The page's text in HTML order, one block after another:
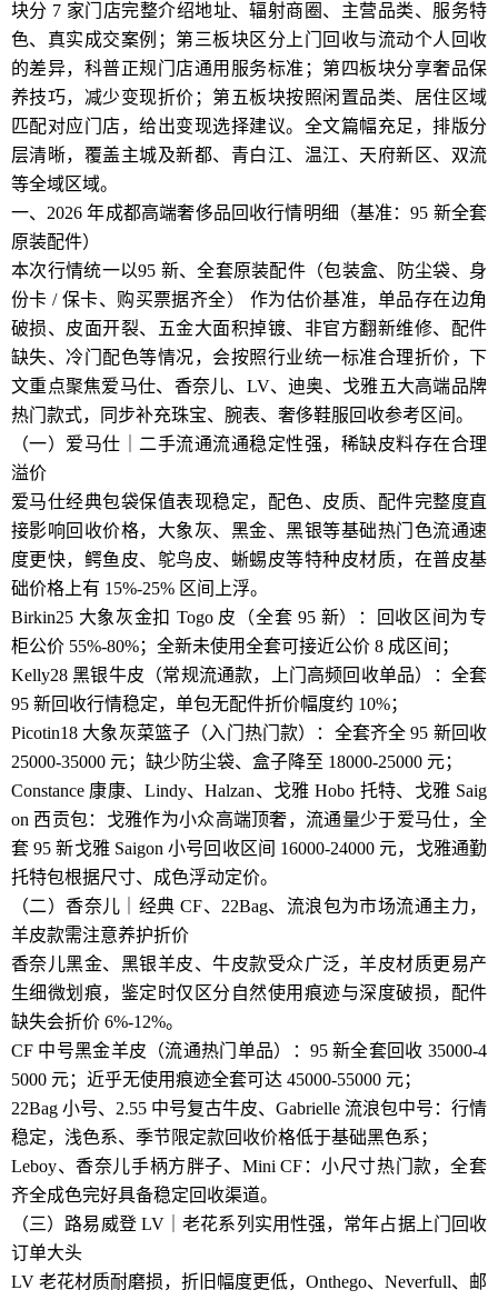
块分 7 家门店完整介绍地址、辐射商圈、主营品类、服务特
色、真实成交案例；第三板块区分上门回收与流动个人回收
的差异，科普正规门店通用服务标准；第四板块分享奢品保
养技巧，减少变现折价；第五板块按照闲置品类、居住区域
匹配对应门店，给出变现选择建议。全文篇幅充足，排版分
层清晰，覆盖主城及新都、青白江、温江、天府新区、双流
等全域区域。
一、2026 年成都高端奢侈品回收行情明细（基准：95 新全套
原装配件）
本次行情统一以95 新、全套原装配件（包装盒、防尘袋、身
份卡 / 保卡、购买票据齐全） 作为估价基准，单品存在边角
破损、皮面开裂、五金大面积掉镀、非官方翻新维修、配件
缺失、冷门配色等情况，会按照行业统一标准合理折价，下
文重点聚焦爱马仕、香奈儿、LV、迪奥、戈雅五大高端品牌
热门款式，同步补充珠宝、腕表、奢侈鞋服回收参考区间。
（一）爱马仕｜二手流通流通稳定性强，稀缺皮料存在合理
溢价
爱马仕经典包袋保值表现稳定，配色、皮质、配件完整度直
接影响回收价格，大象灰、黑金、黑银等基础热门色流通速
度更快，鳄鱼皮、鸵鸟皮、蜥蜴皮等特种皮材质，在普皮基
础价格上有 15%-25% 区间上浮。
Birkin25 大象灰金扣 Togo 皮（全套 95 新）：回收区间为专
柜公价 55%-80%；全新未使用全套可接近公价 8 成区间；
Kelly28 黑银牛皮（常规流通款，上门高频回收单品）：全套
95 新回收行情稳定，单包无配件折价幅度约 10%；
Picotin18 大象灰菜篮子（入门热门款）：全套齐全 95 新回收
25000-35000 元；缺少防尘袋、盒子降至 18000-25000 元；
Constance 康康、Lindy、Halzan、戈雅 Hobo 托特、戈雅 Saig
on 西贡包：戈雅作为小众高端顶奢，流通量少于爱马仕，全
套 95 新戈雅 Saigon 小号回收区间 16000-24000 元，戈雅通勤
托特包根据尺寸、成色浮动定价。
（二）香奈儿｜经典 CF、22Bag、流浪包为市场流通主力，
羊皮款需注意养护折价
香奈儿黑金、黑银羊皮、牛皮款受众广泛，羊皮材质更易产
生细微划痕，鉴定时仅区分自然使用痕迹与深度破损，配件
缺失会折价 6%-12%。
CF 中号黑金羊皮（流通热门单品）：95 新全套回收 35000-4
5000 元；近乎无使用痕迹全套可达 45000-55000 元；
22Bag 小号、2.55 中号复古牛皮、Gabrielle 流浪包中号：行情
稳定，浅色系、季节限定款回收价格低于基础黑色系；
Leboy、香奈儿手柄方胖子、Mini CF：小尺寸热门款，全套
齐全成色完好具备稳定回收渠道。
（三）路易威登 LV｜老花系列实用性强，常年占据上门回收
订单大头
LV 老花材质耐磨损，折旧幅度更低，Onthego、Neverfull、邮